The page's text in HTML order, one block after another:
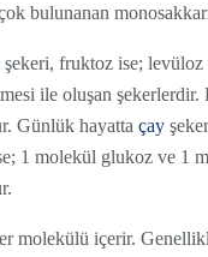
bulunanan
şekeri, fruktoz ise; levüloz
ile oluşan
Günlük hayatta çay
1 molekül glukoz ve 1
molekülü içerir.